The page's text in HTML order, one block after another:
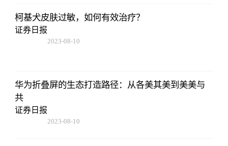
柯基犬皮肤过敏，如何有效治疗？
证券日报
2023-08-10
华为折叠屏的生态打造路径：从各美其美到美美与
共
证券日报
2023-08-10